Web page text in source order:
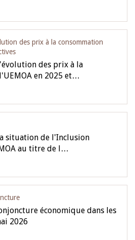
des prix à la consommation
des prix à la
en 2025 et…
situation de l'Inclusion
au titre de l…
économique dans les
2026